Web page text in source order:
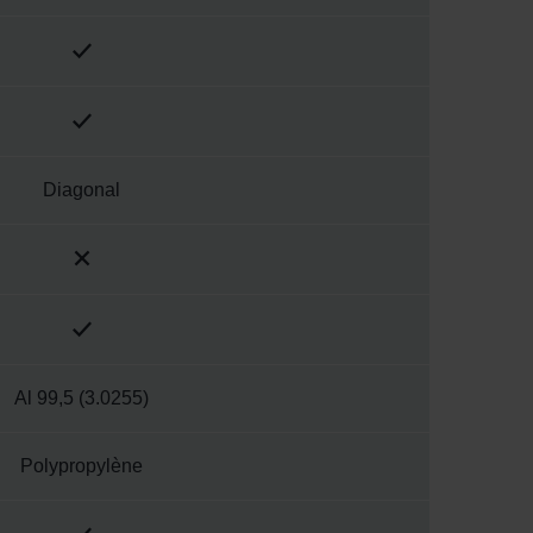
Diagonal
Al 99,5 (3.0255)
Polypropylène